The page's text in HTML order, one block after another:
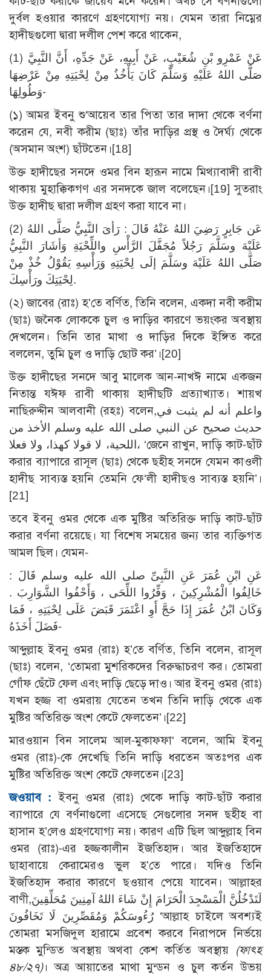
দুর্বল হওয়ার কারণে গ্রহণযোগ্য নয়। যেমন তারা নিম্নের
হাদীছগুলো দ্বারা দলীল পেশ করে থাকেন,
(1) عَنْ عَمْرِو بْنِ شُعَيْبٍ، عَنْ أَبِيهِ، عَنْ جَدِّهِ، أَنَّ النَّبِيَّ
صَلَّى اللهُ عَلَيْهِ وَسَلَّمَ كَانَ يَأْخُذُ مِنْ لِحْيَتِهِ مِنْ عَرْضِهَا
وَطُولِهَا-
(১) আমর ইবনু শু‘আয়েব তার পিতা তার দাদা থেকে বর্ণনা
করেন যে, নবী করীম (ছাঃ) তাঁর দাড়ির প্রস্থ ও দৈর্ঘ্য থেকে
(অসমান অংশ) ছাঁটতেন।[18]
উক্ত হাদীছের সনদে ওমর বিন হারূন নামে মিথ্যাবাদী রাবী
থাকায় মুহাক্কিকগণ এর সনদকে জাল বলেছেন।[19] সুতরাং
উক্ত হাদীছ দ্বারা দলীল গ্রহণ করা যাবে না।
(2) عَن جَابِرٍ رَضِيَ اللهُ عَنْهُ قَالَ : رَأىَ النَّبِيُّ صَلَّى اللهُ
عَلَيْهَ وسَلَّمَ رَجُلاً مُجَفَّلَ الرَّأْسِ واللِّحْيَةِ وَأشَارَ النَّبِيُّ
صَلَّى اللهُ عَلَيْهَ وسَلَّمَ إلَى لِحْيَتِهِ وَرَأْسِهِ يَقُوْلُ خُذْ مِنْ
لِحْيَتِكَ ورَأْسِكَ.
(২) জাবের (রাঃ) হ’তে বর্ণিত, তিনি বলেন, একদা নবী করীম
(ছাঃ) জনৈক লোককে চুল ও দাড়ির কারণে ভয়ংকর অবস্থায়
দেখলেন। তিনি তার মাথা ও দাড়ির দিকে ইঙ্গিত করে
বললেন, তুমি চুল ও দাড়ি ছোট কর’।[20]
উক্ত হাদীছের সনদে আবু মালেক আন-নাখঈ নামে একজন
নিতান্ত যঈফ রাবী থাকায় হাদীছটি প্রত্যাখ্যাত। শায়খ
নাছিরুদ্দীন আলবানী (রহঃ) বলেন,واعلم أنه لم يثبت في
حديث صحيح عن النبي صلى الله عليه وسلم الأخذ من
اللحية، لا قولا كهذا، ولا فعلا، ‘জেনে রাখুন, দাড়ি কাট-ছাঁট
করার ব্যাপারে রাসূল (ছাঃ) থেকে ছহীহ সনদে যেমন কাওলী
হাদীছ সাব্যস্ত হয়নি তেমনি ফে‘লী হাদীছও সাব্যস্ত হয়নি’।
[21]
তবে ইবনু ওমর থেকে এক মুষ্টির অতিরিক্ত দাড়ি কাট-ছাঁট
করার বর্ণনা রয়েছে। যা বিশেষ সময়ের জন্য তার ব্যক্তিগত
আমল ছিল। যেমন-
عَنِ ابْنِ عُمَرَ عَنِ النَّبِىِّ صلى الله عليه وسلم قَالَ :
خَالِفُوا الْمُشْرِكِينَ ، وَفِّرُوا اللِّحَى ، وَأَحْفُوا الشَّوَارِبَ .
وَكَانَ ابْنُ عُمَرَ إِذَا حَجَّ أَوِ اعْتَمَرَ قَبَضَ عَلَى لِحْيَتِهِ ، فَمَا
فَضَلَ أَخَذَهُ-
আব্দুল্লাহ ইবনু ওমর (রাঃ) হ’তে বর্ণিত, তিনি বলেন, রাসূল
(ছাঃ) বলেন, ‘তোমরা মুশরিকদের বিরুদ্ধাচরণ কর। তোমরা
গোঁফ ছেঁটে ফেল এবং দাড়ি ছেড়ে দাও। আর ইবনু ওমর (রাঃ)
যখন হজ্জ বা ওমরায় যেতেন তখন তিনি দাড়ি থেকে এক
মুষ্টির অতিরিক্ত অংশ কেটে ফেলতেন’।[22]
মারওয়ান বিন সালেম আল-মুকাফ্ফা‘ বলেন, আমি ইবনু
ওমর (রাঃ)-কে দেখেছি তিনি দাড়ি ধরতেন অতঃপর এক
মুষ্টির অতিরিক্ত অংশ কেটে ফেলতেন।[23]
জওয়াব : ইবনু ওমর (রাঃ) থেকে দাড়ি কাট-ছাঁট করার
ব্যাপারে যে বর্ণনাগুলো এসেছে সেগুলোর সনদ ছহীহ বা
হাসান হ’লেও গ্রহণযোগ্য নয়। কারণ এটি ছিল আব্দুল্লাহ বিন
ওমর (রাঃ)-এর হজ্জকালীন ইজতিহাদ। আর ইজতিহাদে
ছাহাবায়ে কেরামেরও ভুল হ’তে পারে। যদিও তিনি
ইজতিহাদ করার কারণে ছওয়াব পেয়ে যাবেন। আল্লাহর
বাণী,لَتَدْخُلُنَّ الْمَسْجِدَ الْحَرَامَ إِنْ شَاءَ اللهُ آمِنِينَ مُحَلِّقِينَ
رُءُوسَكُمْ وَمُقَصِّرِينَ لَا تَخَافُونَ ‘আল্লাহ চাইলে অবশ্যই
তোমরা মসজিদুল হারামে প্রবেশ করবে নিরাপদে নির্ভয়ে
মস্তক মুন্ডিত অবস্থায় অথবা কেশ কর্তিত অবস্থায় (ফাৎহ
৪৮/২৭)। অত্র আয়াতের মাথা মুন্ডন ও চুল কর্তন উভয়